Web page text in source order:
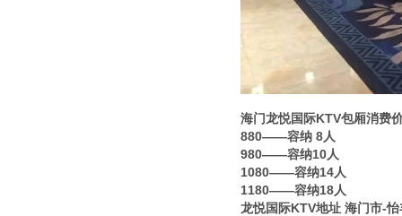
海门龙悦国际KTV包厢消费
880——容纳 8人
980——容纳10人
1080——容纳14人
1180——容纳18人
龙悦国际KTV地址 海门市-